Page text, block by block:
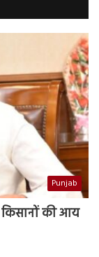
Punjab
की आय